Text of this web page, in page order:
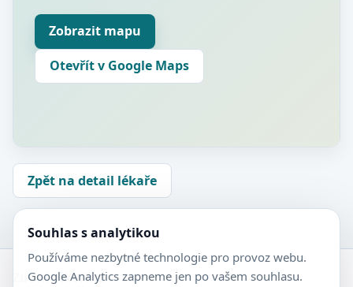
Zobrazit mapu
Otevřít v Google Maps
Zpět na detail lékaře
Zubní-lékaři.cz
Souhlas s analytikou
Používáme nezbytné technologie pro provoz webu.
Google Analytics zapneme jen po vašem souhlasu.